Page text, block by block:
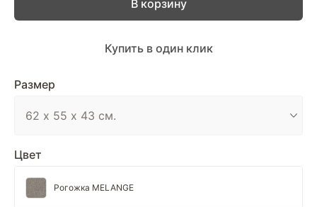
Размер
Цвет
Рогожка MELANGE
В корзину
Купить в один клик